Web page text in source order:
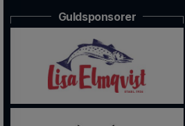
Guldsponsorer